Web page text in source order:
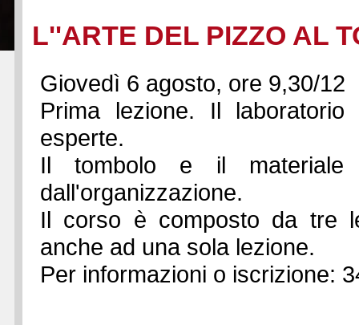
L''ARTE DEL PIZZO AL
Giovedì 6 agosto, ore 9,30/12
Prima lezione. Il
esperte.
Il tombolo e il materiale
dall'organizzazione.
Il corso è composto da tre
anche ad una sola lezione.
Per informazioni o iscrizione: